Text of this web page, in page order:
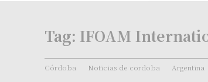
Tag: IFOAM
Córdoba Noticias de cordoba Argentina